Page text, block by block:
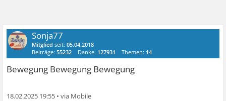
Sonja77
Mitglied seit:05.04.2018
Beiträge:55232 Danke: 127931 Themen: 14
Bewegung Bewegung Bewegung
18.02.2025 19:55 •